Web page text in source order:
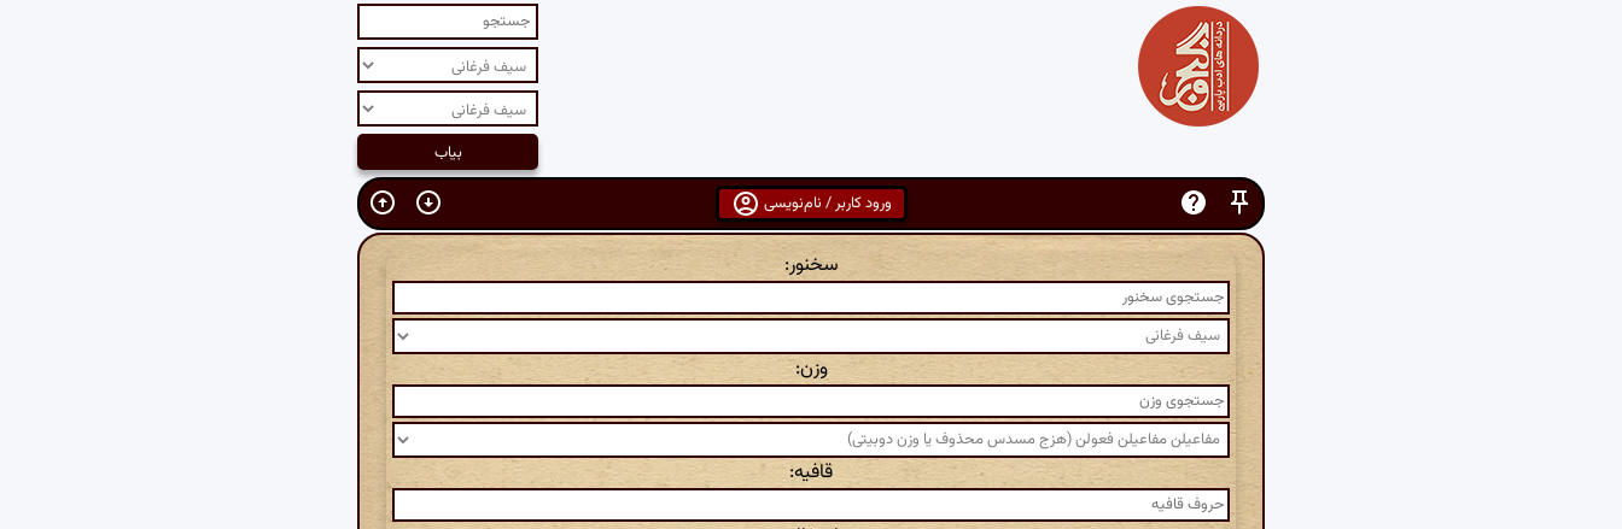
ورود کاربر / نام‌نویسی
سخنور:
وزن:
قافیه: